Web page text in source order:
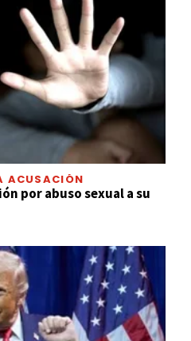
ACUSACIÓN
por abuso sexual a su